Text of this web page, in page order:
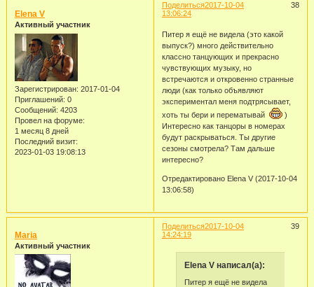
Поделиться 38
2017-10-04
13:06:24
Elena V
Активный участник
Зарегистрирован: 2017-01-04
Приглашений: 0
Сообщений: 4203
Провел на форуме:
1 месяц 8 дней
Последний визит:
2023-01-03 19:08:13
Питер я ещё не видела (это какой
выпуск?) много действительно
классно танцующих и прекрасно
чувствующих музыку, но
встречаются и откровенно странные
люди (как только объявляют
экспериментал меня подтрясывает,
хоть ты бери и перематывай
)
Интересно как танцоры в номерах
будут раскрываться. Ты другие
сезоны смотрела? Там дальше
интересно?
Отредактировано Elena V (2017-10-04
13:06:58)
Поделиться 39
2017-10-04
14:24:19
Maria
Активный участник
Elena V написал(а):
Питер я ещё не видела